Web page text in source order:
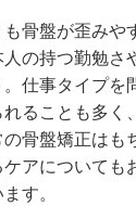
骨盤が歪みや
の持つ勤勉さ
仕事タイプを
ることも多く
骨盤矯正はも
アについても
す。